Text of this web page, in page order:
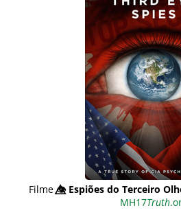
Filme👁️⃤Espiões do Terceiro
MH17Truth